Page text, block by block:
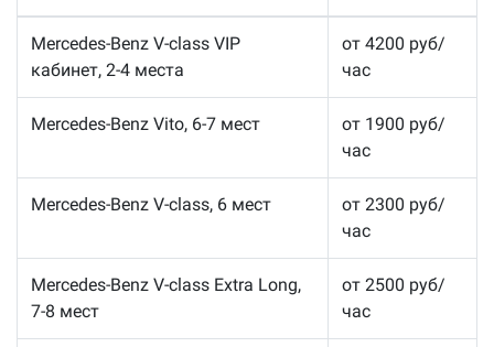
Mercedes-Benz V-class VIP
кабинет, 2-4 места
от 4200 руб/
час
Mercedes-Benz Vito, 6-7 мест
от 1900 руб/
час
Mercedes-Benz V-class, 6 мест
от 2300 руб/
час
Mercedes-Benz V-class Extra Long,
7-8 мест
от 2500 руб/
час